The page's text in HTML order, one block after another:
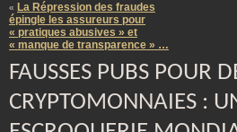
« La Répression des fraudes
épingle les assureurs pour
« pratiques abusives » et
« manque de transparence » …
FAUSSES PUBS POUR
CRYPTOMONNAIES :